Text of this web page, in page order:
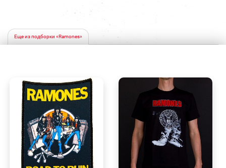
Еще из подборки «Ramones»